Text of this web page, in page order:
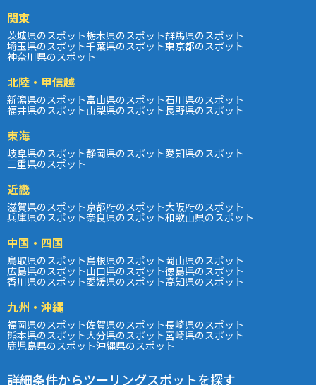
関東
茨城県のスポット栃木県のスポット群馬県のスポット
埼玉県のスポット千葉県のスポット東京都のスポット
神奈川県のスポット
北陸・甲信越
新潟県のスポット富山県のスポット石川県のスポット
福井県のスポット山梨県のスポット長野県のスポット
東海
岐阜県のスポット静岡県のスポット愛知県のスポット
三重県のスポット
近畿
滋賀県のスポット京都府のスポット大阪府のスポット
兵庫県のスポット奈良県のスポット和歌山県のスポット
中国・四国
鳥取県のスポット島根県のスポット岡山県のスポット
広島県のスポット山口県のスポット徳島県のスポット
香川県のスポット愛媛県のスポット高知県のスポット
九州・沖縄
福岡県のスポット佐賀県のスポット長崎県のスポット
熊本県のスポット大分県のスポット宮崎県のスポット
鹿児島県のスポット沖縄県のスポット
詳細条件からツーリングスポットを探す